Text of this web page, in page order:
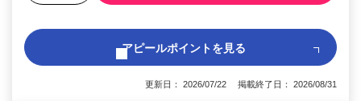
アピールポイントを見る
更新日： 2026/07/22 掲載終了日： 2026/08/31